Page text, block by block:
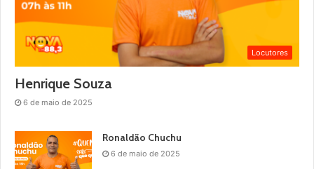
Locutores
Henrique Souza
6 de maio de 2025
Ronaldão Chuchu
6 de maio de 2025